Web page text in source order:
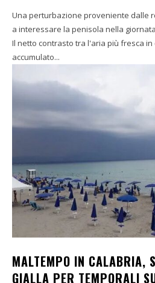
Una perturbazione proveniente dalle
a interessare la penisola nella
Il netto contrasto tra l'aria più fresca
accumulato...
MALTEMPO IN CALABRIA,
GIALLA PER TEMPORALI